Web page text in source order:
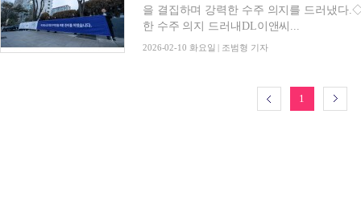
을 결집하며 강력한 수주 의지를 드러냈다
한 수주 의지 드러내DL이앤씨...
2026-02-10 화요일 | 조범형 기자
1